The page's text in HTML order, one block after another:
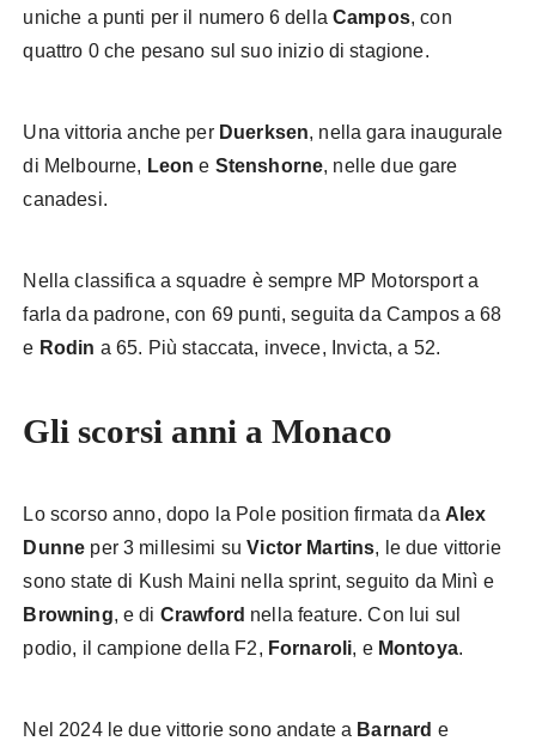
uniche a punti per il numero 6 dellaCampos, con
quattro 0 che pesano sul suo inizio di stagione.
Una vittoria anche per Duerksen, nella gara inaugurale
di Melbourne, Leone Stenshorne, nelle due gare
canadesi.
Nella classifica a squadre è sempre MP Motorsport a
farla da padrone, con 69 punti, seguita da Campos a 68
e Rodin a 65. Più staccata, invece, Invicta, a 52.
Gli scorsi anni a Monaco
Lo scorso anno, dopo la Pole position firmata da Alex
Dunne per 3 millesimi suVictor Martins, le due vittorie
sono state di Kush Maini nella sprint, seguito da Minì e
Browning, e di Crawford nella feature. Con lui sul
podio, il campione della F2, Fornaroli, e Montoya.
Nel 2024 le due vittorie sono andate a Barnard e